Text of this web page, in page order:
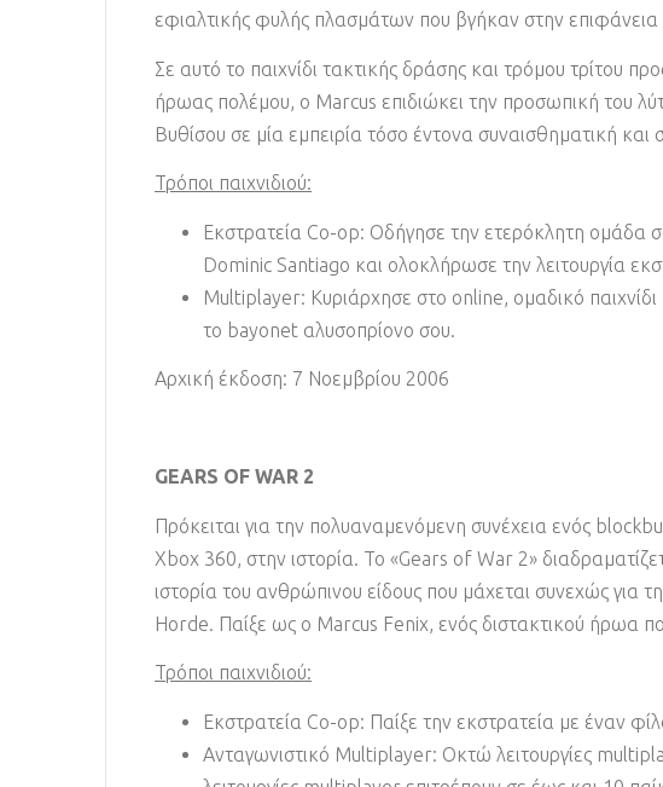
εφιαλτικής φυλής πλασμάτων που βγήκαν στην
Σε αυτό το παιχνίδι τακτικής δράσης και τρόμου τρίτου
ήρωας πολέμου, ο Marcus επιδιώκει την προσωπική του
Βυθίσου σε μία εμπειρία τόσο έντονα συναισθηματική
Τρόποι παιχνιδιού:
Εκστρατεία Co-op: Οδήγησε την ετερόκλητη ομάδα
Dominic Santiago και ολοκλήρωσε την λειτουργία
Multiplayer: Κυριάρχησε στο online, ομαδικό
το bayonet αλυσοπρίονο σου.
Αρχική έκδοση: 7 Νοεμβρίου 2006
GEARS OF WAR 2
Πρόκειται για την πολυαναμενόμενη συνέχεια ενός
Xbox 360, στην ιστορία. Το «Gears of War 2»
ιστορία του ανθρώπινου είδους που μάχεται συνεχώς
Horde. Παίξε ως ο Marcus Fenix, ενός διστακτικού ήρωα
Τρόποι παιχνιδιού:
Εκστρατεία Co-op: Παίξε την εκστρατεία με έναν
Ανταγωνιστικό Multiplayer: Οκτώ λειτουργίες